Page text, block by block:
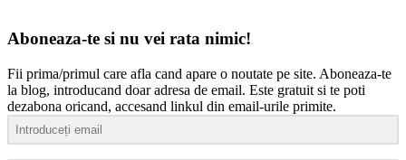
Aboneaza-te si nu vei rata nimic!
Fii prima/primul care afla cand apare o noutate pe site. Aboneaza-te
la blog, introducand doar adresa de email. Este gratuit si te poti
dezabona oricand, accesand linkul din email-urile primite.